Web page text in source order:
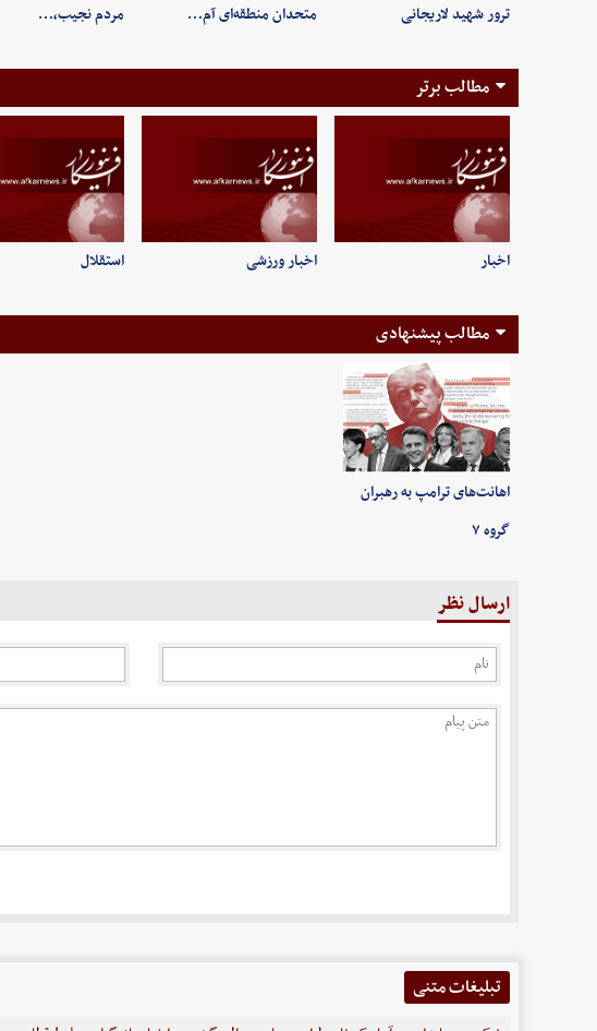
ترور شهید لاریجانی
متحدان منطقه‌ای آم…
مردم نجیب،…
مطالب برتر
اخبار اخبار ورزشی استقلال
مطالب پیشنهادی
اهانت‌های ترامپ به رهبران
گروه ۷
ارسال نظر
تبلیغات متنی